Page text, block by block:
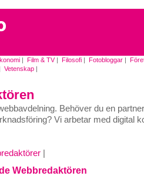
| Film & TV| Filosofi | Fotobloggar |
| Vetenskap |
Behöver du en
Vi arbetar med digital
Webbredaktören